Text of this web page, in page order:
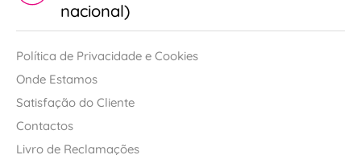
nacional)
Política de Privacidade e Cookies
Onde Estamos
Satisfação do Cliente
Contactos
Livro de Reclamações